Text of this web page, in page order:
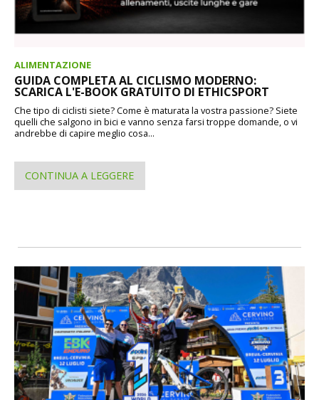
ALIMENTAZIONE
GUIDA COMPLETA AL CICLISMO MODERNO:
SCARICA L'E-BOOK GRATUITO DI ETHICSPORT
Che tipo di ciclisti siete? Come è maturata la vostra passione? Siete
quelli che salgono in bici e vanno senza farsi troppe domande, o vi
andrebbe di capire meglio cosa...
CONTINUA A LEGGERE